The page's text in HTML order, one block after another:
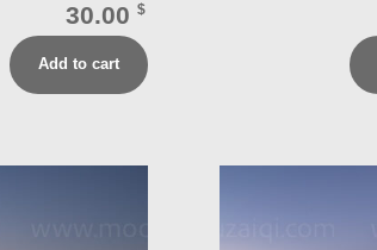
30.00$
Add to cart